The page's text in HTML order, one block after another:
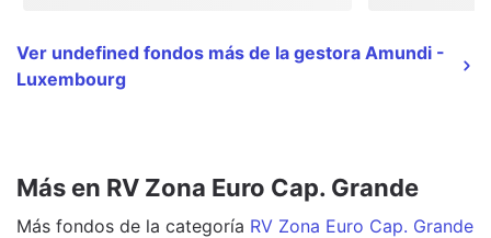
Ver undefined fondos más de la gestora Amundi -
Luxembourg
Más en RV Zona Euro Cap. Grande
Más fondos de la categoría RV Zona Euro Cap. Grande